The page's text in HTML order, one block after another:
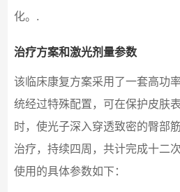
化。.
治疗方案和激光剂量参数
该临床康复方案采用了一套高功
统经过特殊配置，可在保护皮肤
时，使光子深入穿透致密的臀部
治疗，持续四周，共计完成十二
使用的具体参数如下：